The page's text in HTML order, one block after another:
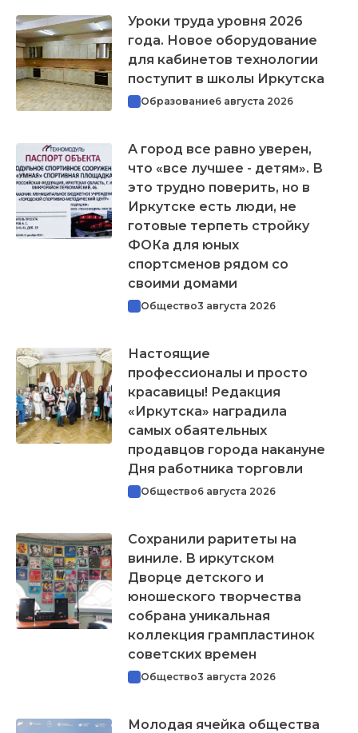
Уроки труда уровня 2026
года. Новое оборудование
для кабинетов технологии
поступит в школы Иркутска
Образование6 августа 2026
А город все равно уверен,
что «все лучшее - детям». В
это трудно поверить, но в
Иркутске есть люди, не
готовые терпеть стройку
ФОКа для юных
спортсменов рядом со
своими домами
Общество3 августа 2026
Настоящие
профессионалы и просто
красавицы! Редакция
«Иркутска» наградила
самых обаятельных
продавцов города накануне
Дня работника торговли
Общество6 августа 2026
Сохранили раритеты на
виниле. В иркутском
Дворце детского и
юношеского творчества
собрана уникальная
коллекция грампластинок
советских времен
Общество3 августа 2026
Молодая ячейка общества